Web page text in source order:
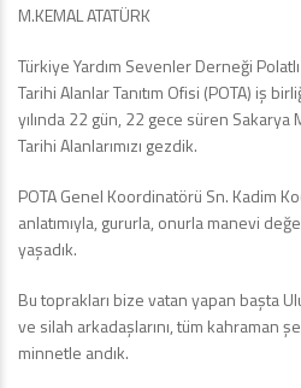
M.KEMAL ATATÜRK
Türkiye Yardım Sevenler Derneği
Tarihi Alanlar Tanıtım Ofisi (POTA) iş
yılında 22 gün, 22 gece süren
Tarihi Alanlarımızı gezdik.
POTA Genel Koordinatörü Sn. Kadim
anlatımıyla, gururla, onurla manevi
yaşadık.
Bu toprakları bize vatan yapan başta
ve silah arkadaşlarını, tüm kahraman
minnetle andık.